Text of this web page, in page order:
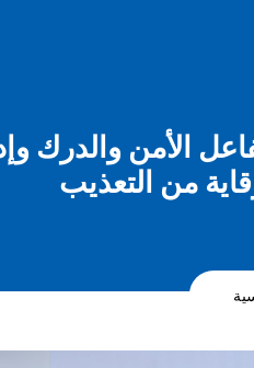
الأمن والدرك
من التعذيب